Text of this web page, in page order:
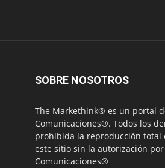
SOBRE NOSOTROS
The Markethink® es un portal
Comunicaciones®. Todos los
prohibida la reproducción total
este sitio sin la autorización
Comunicaciones®